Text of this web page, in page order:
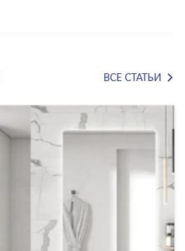
ВСЕ СТАТЬИ